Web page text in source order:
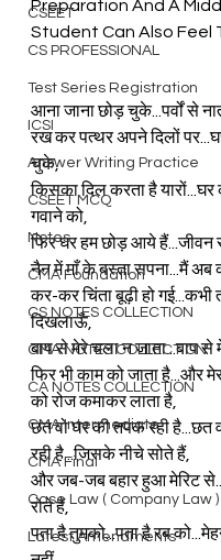
CSEET
CS PROFESSIONAL
Test Series Registration
ICSI
Answer Writing Practice
CSEET MCQ
Notes
CMA Foundation
CS NOTES COLLECTION
CMA NOTES COLLECTION
CA NOTES COLLECTION
CMA Intermediate
CMA Final
Case Law ( Company Law )
Latest Amendments
Preparation And A
Student Can Also Feel
आना जाना छोड़ चुके...पर्वों से
रख कर पत्थर अपने दिलों
चुके,
किसका दिल करता है
गवाने को,
फिर घर हम छोड़ आये हैं...जीवन
नैन में माँ के बस्ता सपना...मैं अब
कर-कर चिंता बूढ़ी हो गई...कभी
दिखलाऊँ,
बाप से मेरे चला न जाता...बाप से
फिर भी काम को जाता है...और
को रोज कमाकर लाता है,
छत वो घर की तपक रही है...छत
रही है...जिसके नीचे सोते हैं,
और जब-जब बहार हुआ मेरिट
रोते हैं,
पता है तुमको...पता है रब